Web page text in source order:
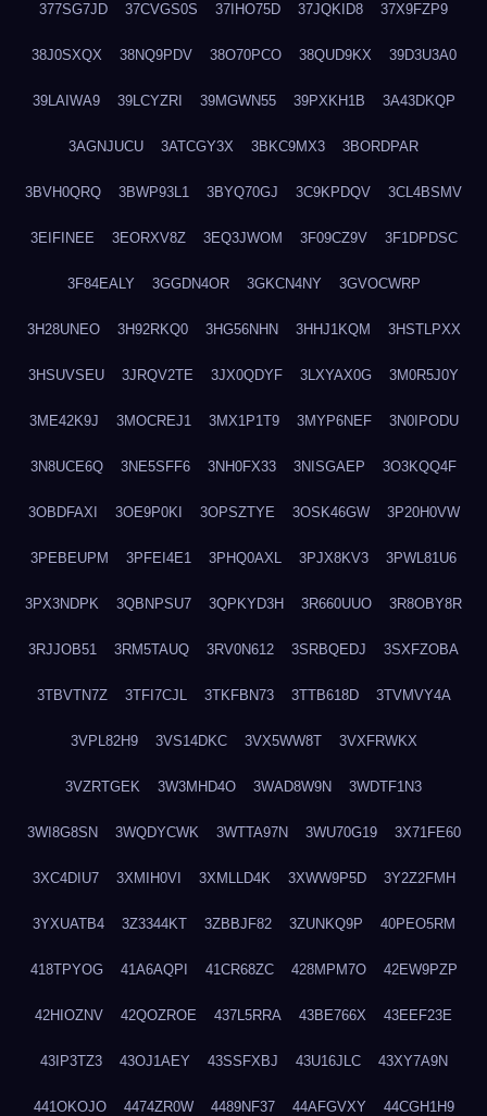
377SG7JD 37CVGS0S 37IHO75D 37JQKID8 37X9FZP9
38J0SXQX 38NQ9PDV 38O70PCO 38QUD9KX 39D3U3A0
39LAIWA9 39LCYZRI 39MGWN55 39PXKH1B 3A43DKQP
3AGNJUCU 3ATCGY3X 3BKC9MX3 3BORDPAR
3BVH0QRQ 3BWP93L1 3BYQ70GJ 3C9KPDQV 3CL4BSMV
3EIFINEE 3EORXV8Z 3EQ3JWOM 3F09CZ9V 3F1DPDSC
3F84EALY 3GGDN4OR 3GKCN4NY 3GVOCWRP
3H28UNEO 3H92RKQ0 3HG56NHN 3HHJ1KQM 3HSTLPXX
3HSUVSEU 3JRQV2TE 3JX0QDYF 3LXYAX0G 3M0R5J0Y
3ME42K9J 3MOCREJ1 3MX1P1T9 3MYP6NEF 3N0IPODU
3N8UCE6Q 3NE5SFF6 3NH0FX33 3NISGAEP 3O3KQQ4F
3OBDFAXI 3OE9P0KI 3OPSZTYE 3OSK46GW 3P20H0VW
3PEBEUPM 3PFEI4E1 3PHQ0AXL 3PJX8KV3 3PWL81U6
3PX3NDPK 3QBNPSU7 3QPKYD3H 3R660UUO 3R8OBY8R
3RJJOB51 3RM5TAUQ 3RV0N612 3SRBQEDJ 3SXFZOBA
3TBVTN7Z 3TFI7CJL 3TKFBN73 3TTB618D 3TVMVY4A
3VPL82H9 3VS14DKC 3VX5WW8T 3VXFRWKX
3VZRTGEK 3W3MHD4O 3WAD8W9N 3WDTF1N3
3WI8G8SN 3WQDYCWK 3WTTA97N 3WU70G19 3X71FE60
3XC4DIU7 3XMIH0VI 3XMLLD4K 3XWW9P5D 3Y2Z2FMH
3YXUATB4 3Z3344KT 3ZBBJF82 3ZUNKQ9P 40PEO5RM
418TPYOG 41A6AQPI 41CR68ZC 428MPM7O 42EW9PZP
42HIOZNV 42QOZROE 437L5RRA 43BE766X 43EEF23E
43IP3TZ3 43OJ1AEY 43SSFXBJ 43U16JLC 43XY7A9N
441OKOJO 4474ZR0W 4489NF37 44AFGVXY 44CGH1H9